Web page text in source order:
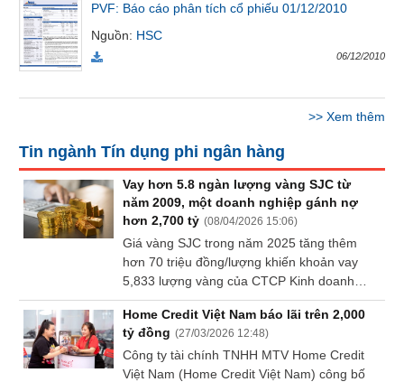
PVF: Báo cáo phân tích cổ phiếu 01/12/2010
Nguồn: HSC
06/12/2010
>> Xem thêm
Tin ngành Tín dụng phi ngân hàng
Vay hơn 5.8 ngàn lượng vàng SJC từ
năm 2009, một doanh nghiệp gánh nợ
hơn 2,700 tỷ (08/04/2026 15:06)
Giá vàng SJC trong năm 2025 tăng thêm
hơn 70 triệu đồng/lượng khiến khoản vay
5,833 lượng vàng của CTCP Kinh doanh
Thủy Hải sản Sài Gòn (UPCoM: APT) bị “đội”
thêm hơn 400 tỷ đồng.
Home Credit Việt Nam báo lãi trên 2,000
tỷ đồng (27/03/2026 12:48)
Công ty tài chính TNHH MTV Home Credit
Việt Nam (Home Credit Việt Nam) công bố
TÀI
CHÍNH
CÔNG
NGHỆ
THÔNG
TIN
DỊCH
VỤ
TRUYỀN
THÔNG